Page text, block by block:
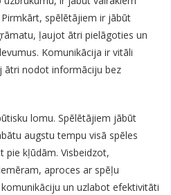
spēlētājiem ir jābūt
ļaujot ātri pielāgoties un
Komunikācija ir vitāli
ātri nodot informāciju bez
lomu. Spēlētājiem jābūt
augstu tempu visā spēles
pie kļūdām. Visbeidzot,
aproces ar spēļu
un uzlabot efektivitāti